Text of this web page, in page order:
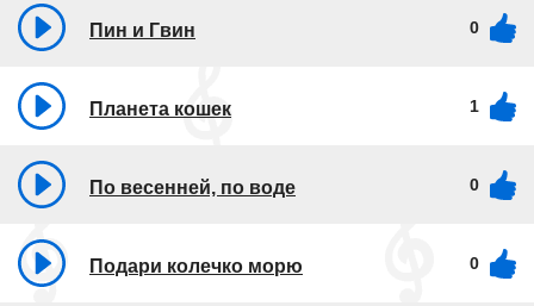
Пин и Гвин 0
Планета кошек 1
По весенней, по воде 0
Подари колечко морю 0